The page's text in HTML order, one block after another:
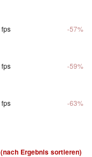
fps -57%
fps -59%
fps -63%
(nach Ergebnis sortieren)